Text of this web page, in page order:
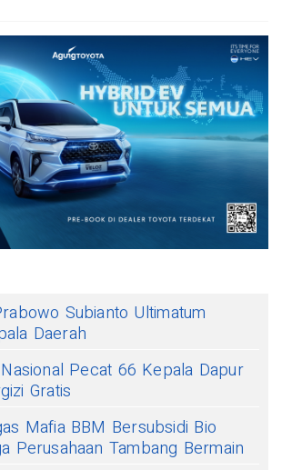
Subianto Ultimatum
Daerah
Pecat 66 Kepala Dapur
Gratis
Mafia BBM Bersubsidi Bio
Perusahaan Tambang Bermain